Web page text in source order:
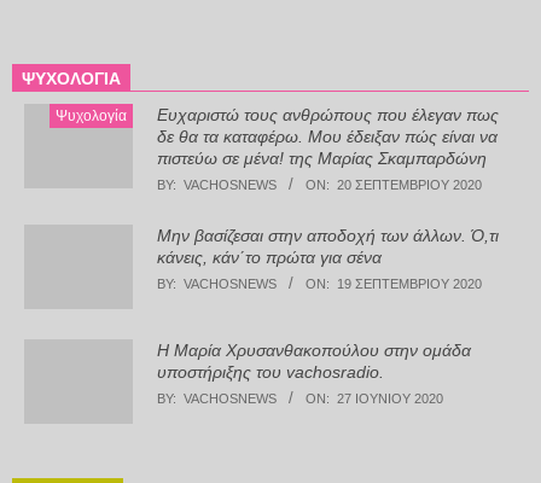
ΨΥΧΟΛΟΓΊΑ
Ψυχολογία
Ευχαριστώ τους ανθρώπους που έλεγαν πως
δε θα τα καταφέρω. Μου έδειξαν πώς είναι να
πιστεύω σε μένα! της Μαρίας Σκαμπαρδώνη
BY: VACHOSNEWS ON: 20 ΣΕΠΤΕΜΒΡΊΟΥ 2020
Μην βασίζεσαι στην αποδοχή των άλλων. Ό,τι
κάνεις, κάν΄το πρώτα για σένα
BY: VACHOSNEWS ON: 19 ΣΕΠΤΕΜΒΡΊΟΥ 2020
Η Μαρία Χρυσανθακοπούλου στην ομάδα
υποστήριξης του vachosradio.
BY: VACHOSNEWS ON: 27 ΙΟΥΝΊΟΥ 2020